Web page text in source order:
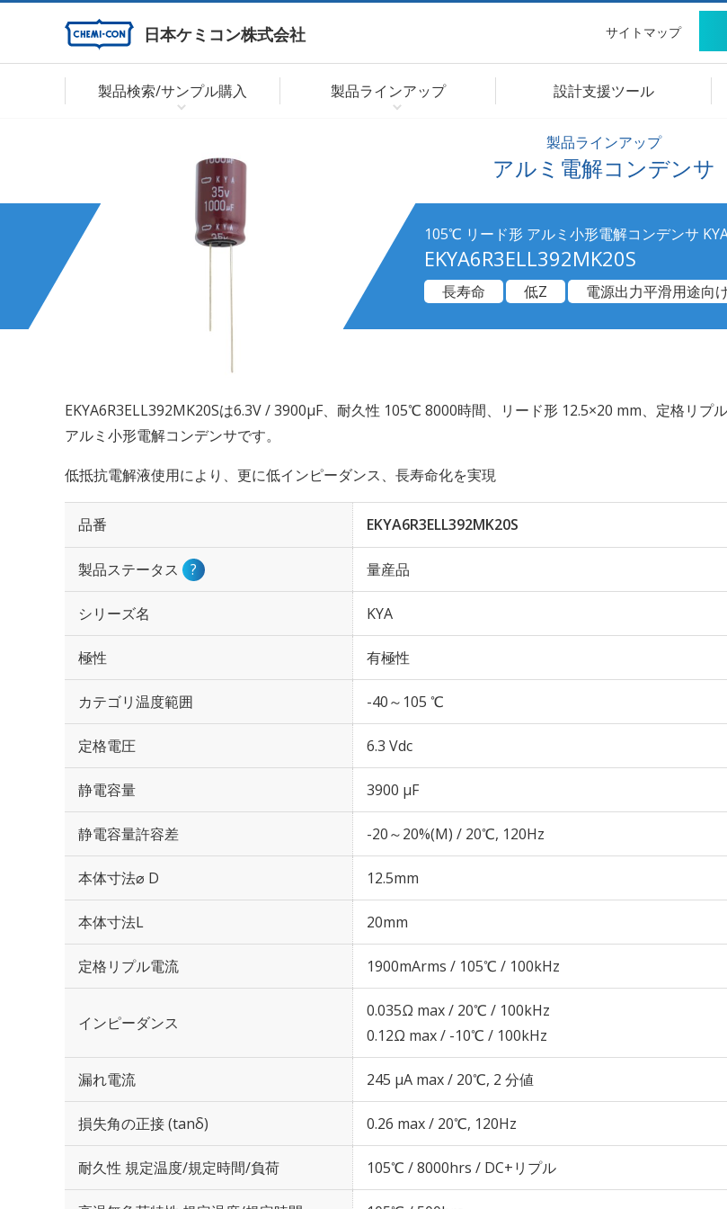
日本ケミコン株式会社 サイトマップ
製品検索/サンプル購入 製品ラインアップ 設計支援ツール
製品ラインアップ
アルミ電解コンデンサ
105℃ リード形 アルミ小形電解コンデンサ
EKYA6R3ELL392MK20S
長寿命
低Z 電源出力平滑用途向
EKYA6R3ELL392MK20Sは6.3V / 3900µF、耐久性 105℃ 8000時間、リード形 12.5×20 mm、定格リプ
アルミ小形電解コンデンサです。
低抵抗電解液使用により、更に低インピーダンス、長寿命化を実現
品番 EKYA6R3ELL392MK20S
製品ステータス ? 量産品
シリーズ名 KYA
極性 有極性
カテゴリ温度範囲 -40～105 ℃
定格電圧 6.3 Vdc
静電容量 3900 µF
静電容量許容差 -20～20%(M) / 20℃, 120Hz
本体寸法⌀ D 12.5mm
本体寸法L 20mm
定格リプル電流 1900mArms / 105℃ / 100kHz
インピーダンス
0.035Ω max / 20℃ / 100kHz
0.12Ω max / -10℃ / 100kHz
漏れ電流 245 μA max / 20℃, 2 分値
損失角の正接 (tanδ) 0.26 max / 20℃, 120Hz
耐久性 規定温度/規定時間/負荷 105℃ / 8000hrs / DC+リプル